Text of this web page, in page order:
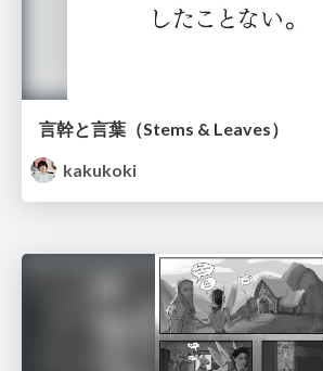
言幹と言葉（Stems & Leaves）
kakukoki